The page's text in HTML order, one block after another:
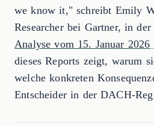
we know it," schreibt Emily
Researcher bei Gartner, in
Analyse vom 15. Januar 2026
dieses Reports zeigt, warum
welche konkreten
Entscheider in der DACH-